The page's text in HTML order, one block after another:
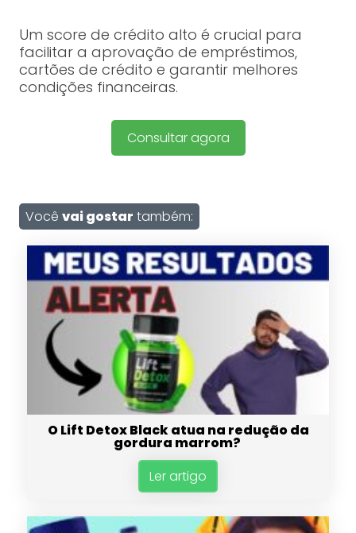
Um score de crédito alto é crucial para
facilitar a aprovação de empréstimos,
cartões de crédito e garantir melhores
condições financeiras.
Consultar agora
Você vai gostar também:
O Lift Detox Black atua na redução da
gordura marrom?
Ler artigo